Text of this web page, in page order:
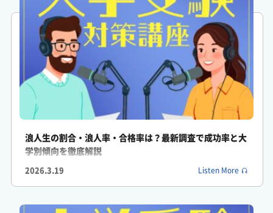
がくしん: そういうことです。現代においてトップクラスの情報
や授業にアクセスすること自体はもはや簡単なことなんですよ
ふみか: なるほど。
ふみか: 本当のボトルネックは長期戦を乗り切るための心理的な
持久力と自分専用にカスタマイズされた戦略の方にあるんです
ね。
がくしん: おっしゃる通りです。教育機関は質の高い授業という
武器を提供してくれますが、最終的な成功を左右するのは日々の
メンタル管理と泥臭い実行力なんですよ。
浪人生の割合・浪人率・合格率は？最新調査で成功率と大
学別傾向を徹底解説
2026.3.19 Listen More